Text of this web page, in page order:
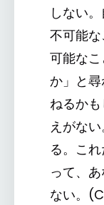
しない
不可能
可能な
か」と
ねるか
えがな
る。こ
って、
ない。